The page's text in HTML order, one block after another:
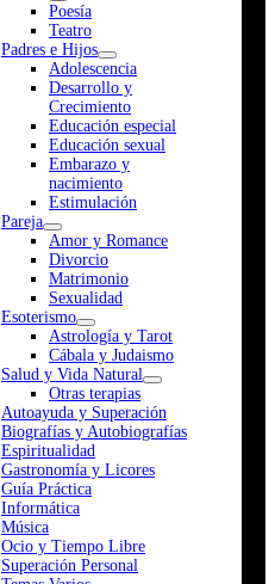
Poesía
Teatro
Padres e Hijos
Adolescencia
Desarrollo y
Crecimiento
Educación especial
Educación sexual
Embarazo y
nacimiento
Estimulación
Pareja
Amor y Romance
Divorcio
Matrimonio
Sexualidad
Esoterismo
Astrología y Tarot
Cábala y Judaismo
Salud y Vida Natural
Otras terapias
Autoayuda y Superación
Biografías y Autobiografías
Espiritualidad
Gastronomía y Licores
Guía Práctica
Informática
Música
Ocio y Tiempo Libre
Superación Personal